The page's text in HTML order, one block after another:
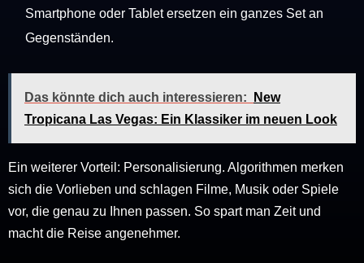
Smartphone oder Tablet ersetzen ein ganzes Set an
Gegenständen.
Das könnte dich auch interessieren:
New
Tropicana Las Vegas: Ein Klassiker im neuen Look
Ein weiterer Vorteil: Personalisierung. Algorithmen merken
sich die Vorlieben und schlagen Filme, Musik oder Spiele
vor, die genau zu Ihnen passen. So spart man Zeit und
macht die Reise angenehmer.